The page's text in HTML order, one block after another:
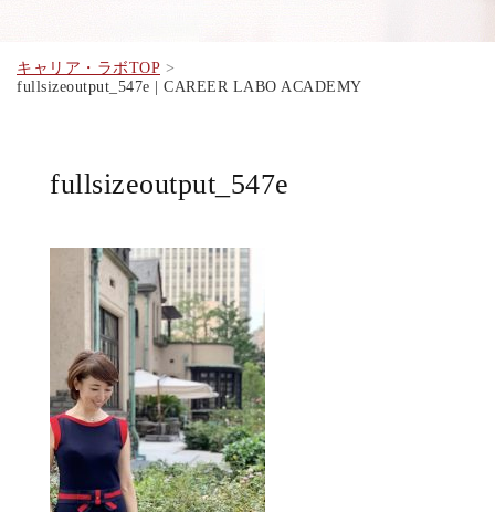
キャリア・ラボTOP
fullsizeoutput_547e | CAREER LABO ACADEMY
fullsizeoutput_547e